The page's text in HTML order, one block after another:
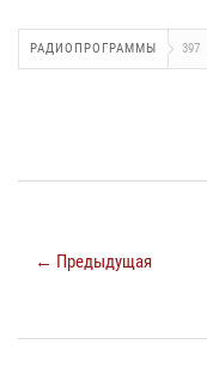
РАДИОПРОГРАММЫ 397
← Предыдущая